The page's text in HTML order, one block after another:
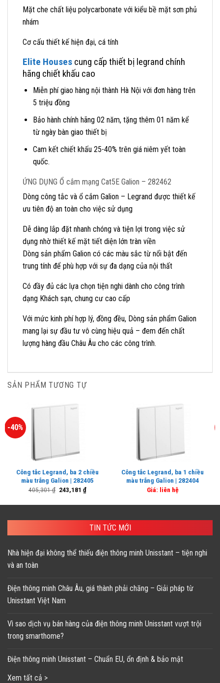
Mặt che chất liệu polycarbonate với kiểu bề mặt sơn phủ
nhám
Cơ cấu thiết kế hiện đại, cá tính
Elite Houses cung cấp thiết bị legrand chính
hãng chiết khấu cao
Miễn phí giao hàng nội thành Hà Nội với đơn hàng trên
5 triệu đồng
Bảo hành chính hãng 02 năm, tặng thêm 01 năm kể
từ ngày bàn giao thiết bị
Cam kết chiết khấu 25-40% trên giá niêm yết toàn
quốc.
ỨNG DỤNG Ổ cắm mạng Cat5E Galion – 282462
Dòng công tắc và ổ cắm Galion – Legrand được thiết kế
ưu tiên độ an toàn cho việc sử dụng
Dễ dàng lắp đặt nhanh chóng và tiện lợi trong việc sử
dụng nhờ thiết kế mặt tiết diện lớn tràn viền
Dòng sản phẩm Galion có các màu sắc từ nổi bật đến
trung tính để phù hợp với sự đa dạng của nội thất
Có đầy đủ các lựa chọn tiện nghi dành cho công trình
dạng Khách sạn, chung cư cao cấp
Với mức kinh phí hợp lý, đồng đều, Dòng sản phẩm Galion
mang lại sự đầu tư vô cùng hiệu quả – đem đến chất
lượng hàng đầu Châu Âu cho các công trình.
SẢN PHẨM TƯƠNG TỰ
-40%
Công tắc Legrand, ba 2 chiều
màu trắng Galion | 282405
405,301₫ Giá
243,181₫Giá
Công tắc Legrand, ba 1 chiều
màu trắng Galion | 282404
Giá: liên hệ
TIN TỨC MỚI
Nhà hiện đại không thể thiếu điện thông minh Unisstant – tiện nghi
và an toàn
Điện thông minh Châu Âu, giá thành phải chăng – Giải pháp từ
Unisstant Việt Nam
Vì sao dịch vụ bán hàng của điện thông minh Unisstant vượt trội
trong smarthome?
Điện thông minh Unisstant – Chuẩn EU, ổn định & bảo mật
Xem tất cả >